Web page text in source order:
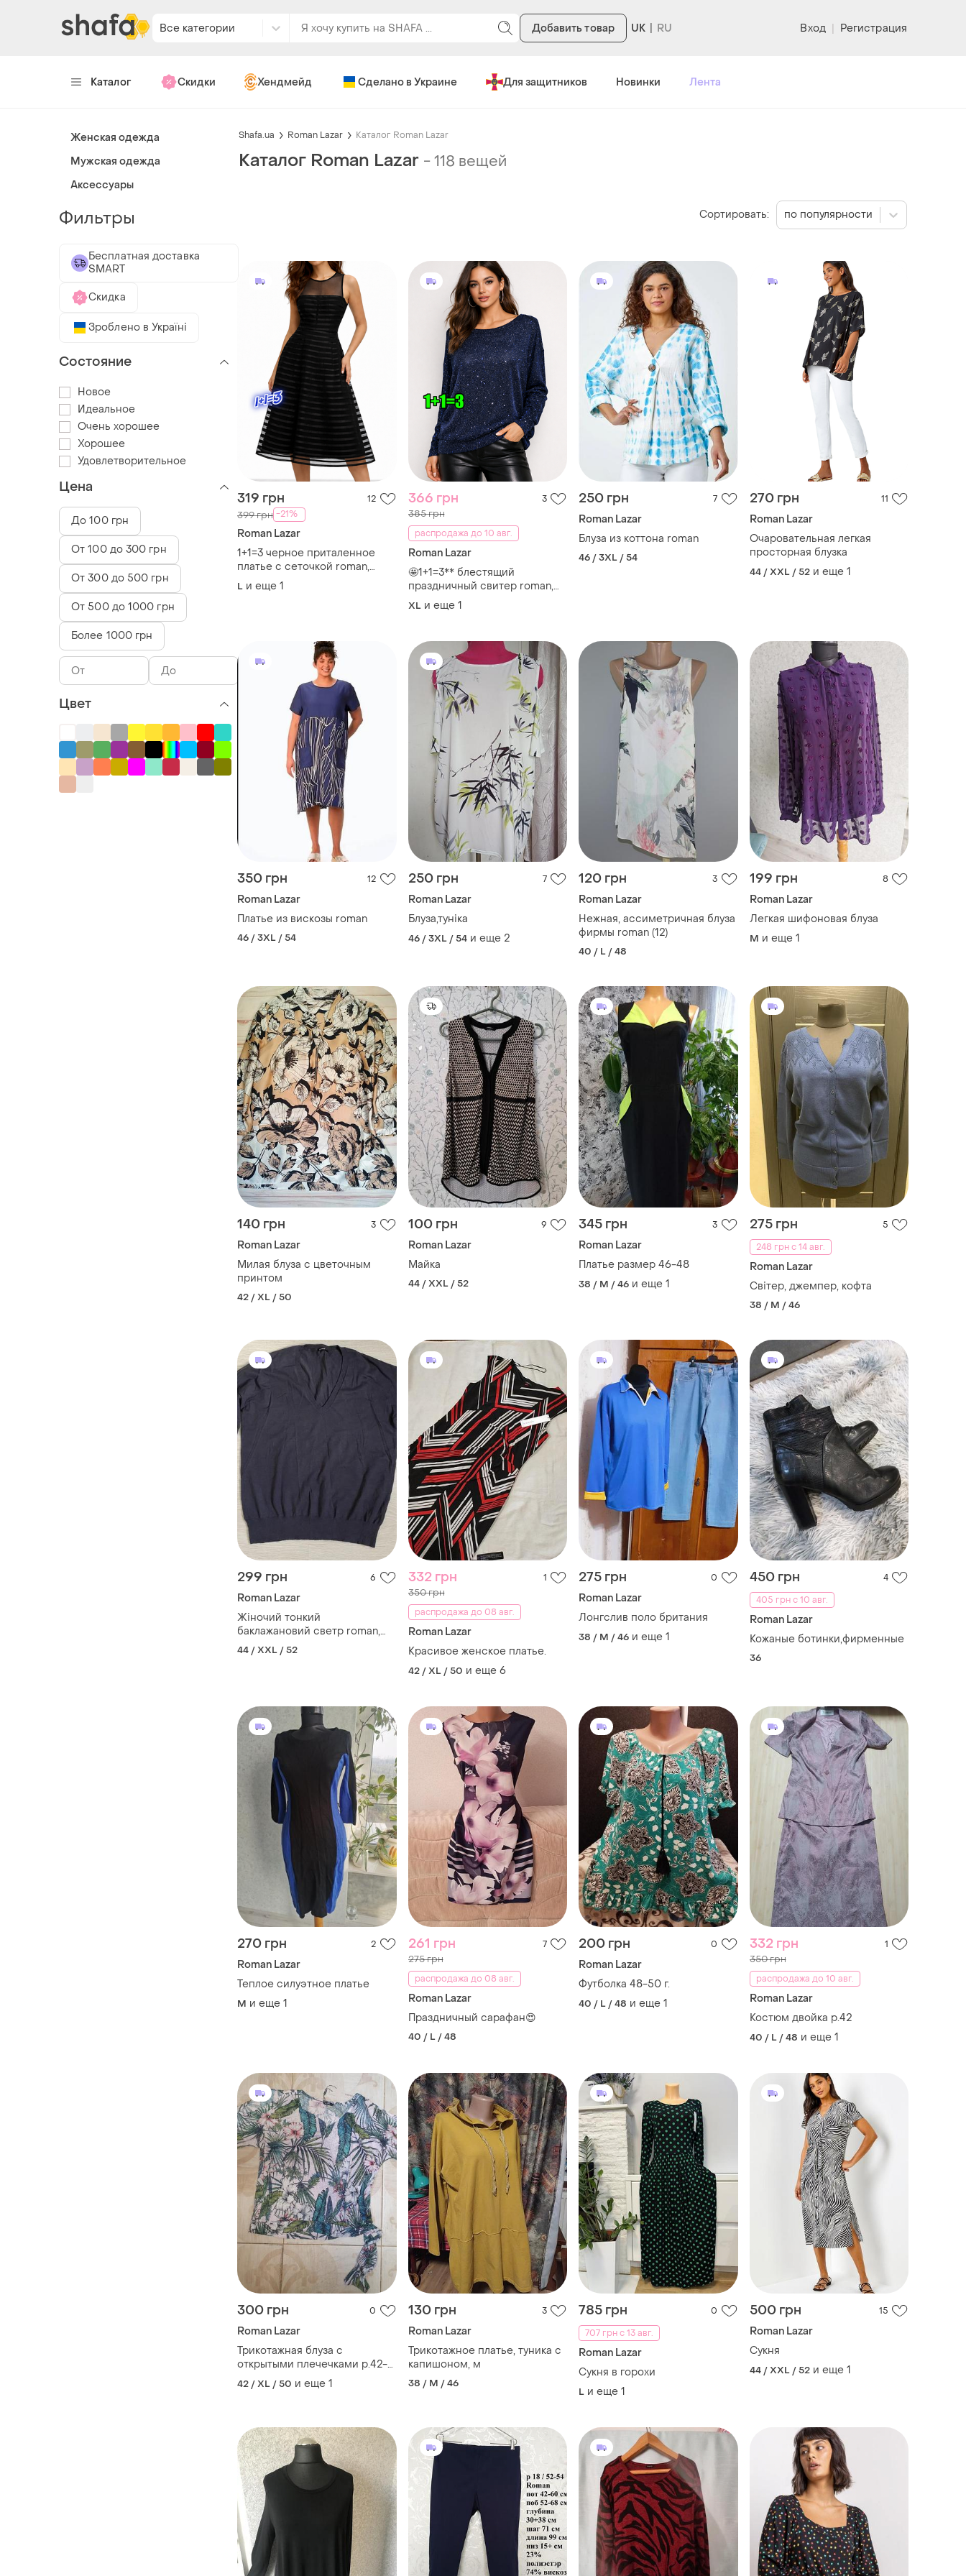
Все категории Добавить товар UK Вход | Регистрация
Каталог Скидки Хендмейд Сделано в Украине Для защитников Новинки Лента
Shafa.ua Roman Lazar Каталог Roman Lazar
Каталог Roman Lazar -118 вещей
319 грн 12
399 грн -21%
Roman Lazar
1+1=3 черное приталенное
платье с сеточкой roman,
размер 48 - 50
L и еще 1
366 грн 3
385 грн
распродажа до 10 авг.
Roman Lazar
🤩1+1=3** блестящий
праздничный свитер roman,
размер 50 - 52
XL и еще 1
250 грн 7
Roman Lazar
Блуза из коттона roman
46 / 3XL / 54
270 грн 11
Roman Lazar
Очаровательная легкая
просторная блузка
44 / XXL / 52 и еще 1
350 грн 12
Roman Lazar
Платье из вискозы roman
46 / 3XL / 54
250 грн 7
Roman Lazar
Блуза,туніка
46 / 3XL / 54 и еще 2
120 грн 3
Roman Lazar
Нежная, ассиметричная блуза
фирмы roman (12)
40 / L / 48
199 грн 8
Roman Lazar
Легкая шифоновая блуза
M и еще 1
140 грн 3
Roman Lazar
Милая блуза с цветочным
принтом
42 / XL / 50
100 грн 9
Roman Lazar
Майка
44 / XXL / 52
345 грн 3
Roman Lazar
Платье размер 46-48
38 / M / 46 и еще 1
275 грн
5
248 грн с 14 авг.
Roman Lazar
Світер, джемпер, кофта
38 / M / 46
299 грн 6
Roman Lazar
Жіночий тонкий
баклажановий светр roman,
р.16, 52% віскоза, ідеал
44 / XXL / 52
332 грн 1
350 грн
распродажа до 08 авг.
Roman Lazar
Красивое женское платье.
42 / XL / 50 и еще 6
275 грн 0
Roman Lazar
Лонгслив поло британия
38 / M / 46 и еще 1
450 грн
4
405 грн с 10 авг.
Roman Lazar
Кожаные ботинки,фирменные
36
270 грн 2
Roman Lazar
Теплое силуэтное платье
M и еще 1
261 грн 7
275 грн
распродажа до 08 авг.
Roman Lazar
Праздничный сарафан😍
40 / L / 48
200 грн 0
Roman Lazar
Футболка 48-50 г.
40 / L / 48 и еще 1
332 грн 1
350 грн
распродажа до 10 авг.
Roman Lazar
Костюм двойка р.42
40 / L / 48 и еще 1
300 грн 0
Roman Lazar
Трикотажная блуза с
открытыми плечечками р.42-
44
42 / XL / 50 и еще 1
130 грн 3
Roman Lazar
Трикотажное платье, туника с
капишоном, м
38 / M / 46
785 грн
0
707 грн с 13 авг.
Roman Lazar
Сукня в горохи
L и еще 1
500 грн 15
Roman Lazar
Сукня
44 / XXL / 52 и еще 1
Сортировать: по популярности
Женская одежда
Мужская одежда
Аксессуары
Фильтры
Бесплатная доставка
SMART
Скидка
Зроблено в Україні
Состояние
Новое
Идеальное
Очень хорошее
Хорошее
Удовлетворительное
Цена
До 100 грн
От 100 до 300 грн
От 300 до 500 грн
От 500 до 1000 грн
Более 1000 грн
Цвет